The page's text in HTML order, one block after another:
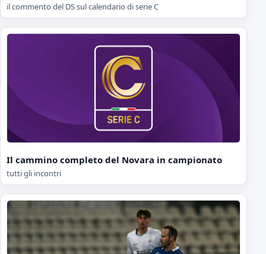
il commento del DS sul calendario di serie C
Il cammino completo del Novara in campionato
tutti gli incontri